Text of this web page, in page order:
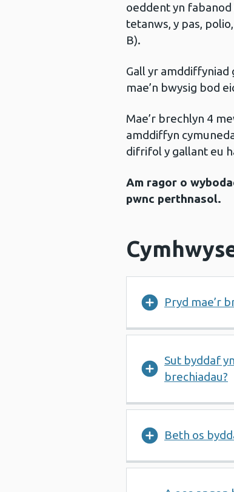
oeddent yn
tetanws, y pas,
B).
Gall yr
mae’n bwysig bod
Mae’r brechlyn 4
amddiffyn
difrifol y gallant eu
Am ragor o
pwnc perthnasol.
Pryd mae’r
Sut byddaf
brechiadau?
Beth os